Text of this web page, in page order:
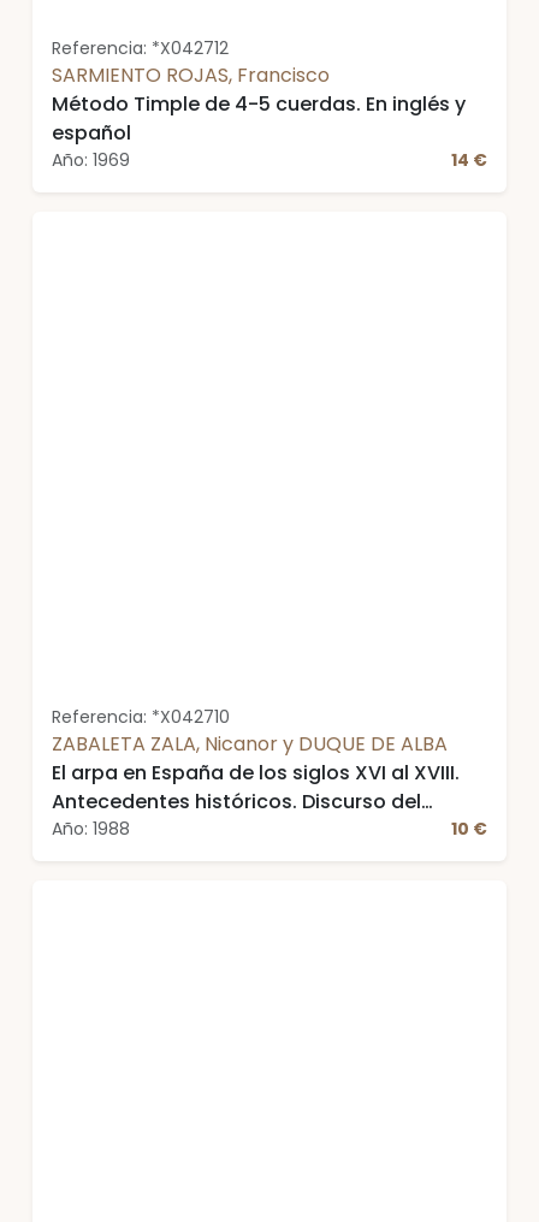
Referencia: *X042712
SARMIENTO ROJAS, Francisco
Método Timple de 4-5 cuerdas. En inglés y
español
Año: 1969 14 €
Referencia: *X042710
ZABALETA ZALA, Nicanor y DUQUE DE ALBA
El arpa en España de los siglos XVI al XVIII.
Antecedentes históricos. Discurso del
académico electo .... Leído en el acto de su
Recepción Pública el día 24 de enero de
Año: 1988 10 €